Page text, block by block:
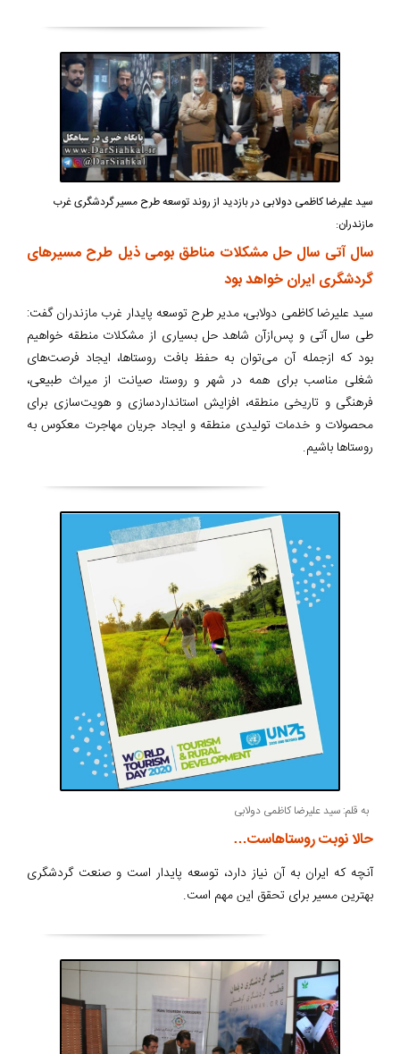
سید علیرضا کاظمی دولابی در بازدید از روند توسعه طرح مسیر گردشگری غرب
مازندران:
سال آتی سال حل مشکلات مناطق بومی ذیل طرح مسیرهای
گردشگری ایران خواهد بود
سید علیرضا کاظمی دولابی، مدیر طرح توسعه پایدار غرب مازندران گفت:
طی سال آتی و پس‌ازآن شاهد حل بسیاری از مشکلات منطقه خواهیم
بود که ازجمله آن می‌توان به حفظ بافت روستاها، ایجاد فرصت‌های
شغلی مناسب برای همه در شهر و روستا، صیانت از میراث طبیعی،
فرهنگی و تاریخی منطقه، افزایش استانداردسازی و هویت‌سازی برای
محصولات و خدمات تولیدی منطقه و ایجاد جریان مهاجرت معکوس به
روستاها باشیم.
به قلم: سید علیرضا کاظمی دولابی
حالا نوبت روستاهاست…
آنچه که ایران به آن نیاز دارد، توسعه پایدار است و صنعت گردشگری
بهترین مسیر برای تحقق این مهم است.